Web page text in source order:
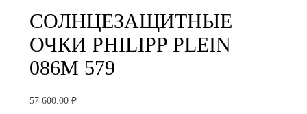
СОЛНЦЕЗАЩИТНЫЕ
ОЧКИ PHILIPP PLEIN
086M 579
57 600.00 ₽